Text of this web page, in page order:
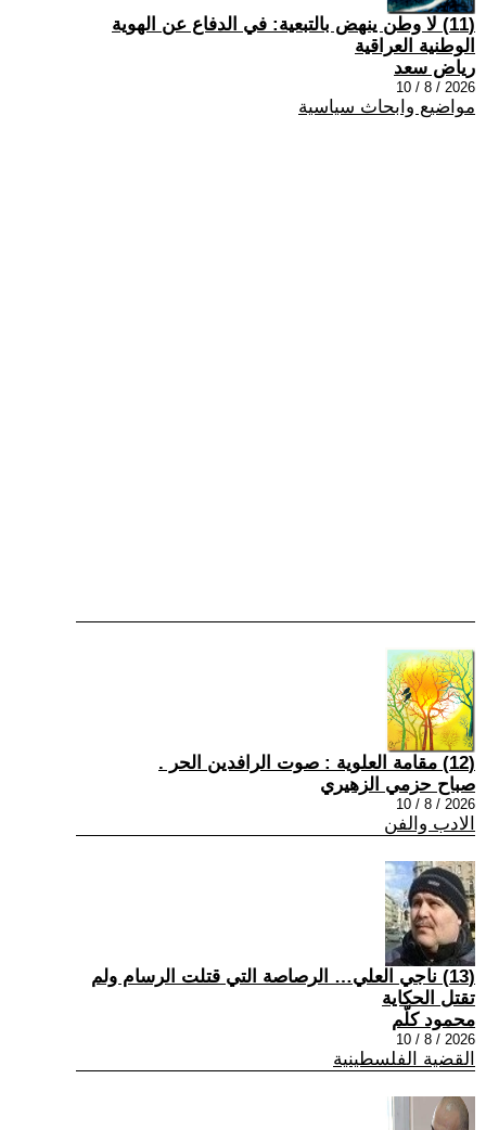
(11) لا وطن ينهض بالتبعية: في الدفاع عن الهوية
الوطنية العراقية
رياض سعد
2026 / 8 / 10
مواضيع وابحاث سياسية
(12) مقامة العلوية : صوت الرافدين الحر .
صباح حزمي الزهيري
2026 / 8 / 10
الادب والفن
(13) ناجي العلي… الرصاصة التي قتلت الرسام ولم
تقتل الحكاية
محمود كلّم
2026 / 8 / 10
القضية الفلسطينية